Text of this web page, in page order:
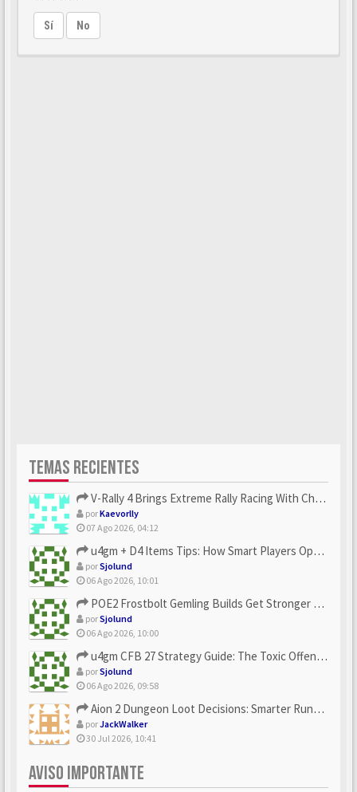
Sí No
TEMAS RECIENTES
V-Rally 4 Brings Extreme Rally Racing With Challenging Track...
porKaevorlly
07 Ago 2026, 04:12
u4gm + D4 Items Tips: How Smart Players Optimize Gear, Build...
porSjolund
06 Ago 2026, 10:01
POE2 Frostbolt Gemling Builds Get Stronger With u4gm’s Ice C...
porSjolund
06 Ago 2026, 10:00
u4gm CFB 27 Strategy Guide: The Toxic Offensive Scheme Your ...
porSjolund
06 Ago 2026, 09:58
Aion 2 Dungeon Loot Decisions: Smarter Runs With U4N
porJackWalker
30 Jul 2026, 10:41
AVISO IMPORTANTE